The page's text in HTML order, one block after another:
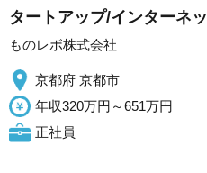
タートアップ/インターネ
ものレボ株式会社
京都府 京都市
年収320万円～651万円
正社員